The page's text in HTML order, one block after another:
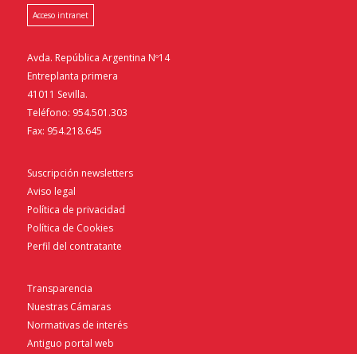
Acceso intranet
Avda. República Argentina Nº14
Entreplanta primera
41011 Sevilla.
Teléfono: 954.501.303
Fax: 954.218.645
Suscripción newsletters
Aviso legal
Política de privacidad
Política de Cookies
Perfil del contratante
Transparencia
Nuestras Cámaras
Normativas de interés
Antiguo portal web